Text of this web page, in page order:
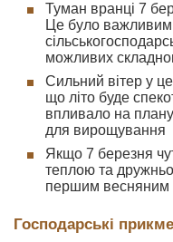
Туман вранці 7
Це було
можливих
Сильний вітер у
що літо буде
впливало на
для вирощування
Якщо 7 березня
теплою та
першим весняним
Господарські